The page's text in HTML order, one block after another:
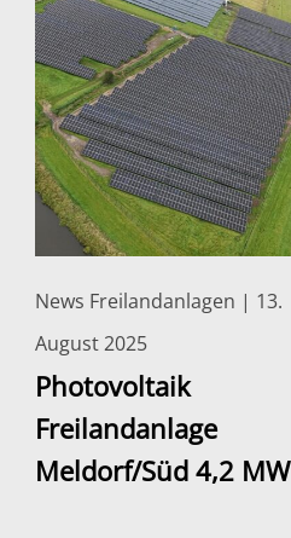
News Freilandanlagen | 13.
August 2025
Photovoltaik
Freilandanlage
Meldorf/Süd 4,2 MW